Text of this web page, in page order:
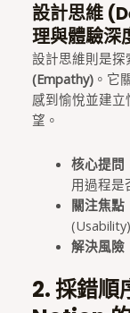
設計思維
理與體驗深
設計思維則是
(Empathy)。它
感到愉悅並建
望。
核心提問
用過程是
關注焦點
解決風險
2. 採錯順